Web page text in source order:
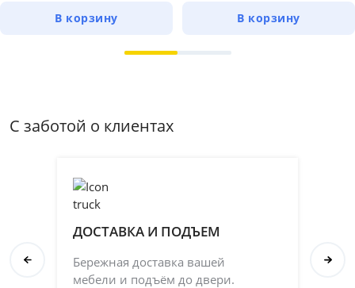
В корзину В корзину
С заботой о клиентах
ДОСТАВКА И ПОДЪЕМ
Бережная доставка вашей
мебели и подъём до двери.